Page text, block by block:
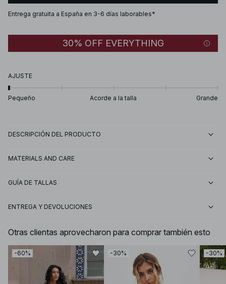
Entrega gratuita a España en 3-6 días laborables*
30% OFF EVERYTHING
AJUSTE
Pequeño Acorde a la talla Grande
DESCRIPCIÓN DEL PRODUCTO
MATERIALS AND CARE
GUÍA DE TALLAS
ENTREGA Y DEVOLUCIONES
Otras clientas aprovecharon para comprar también esto
-60% -30% -30%